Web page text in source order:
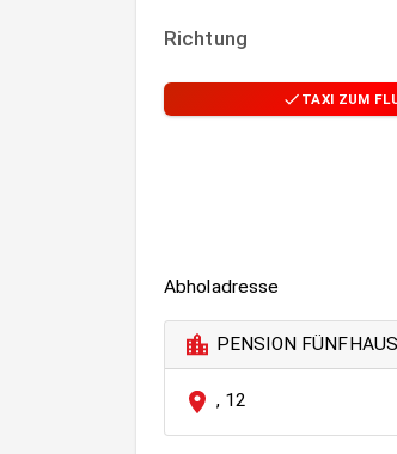
Richtung
TAXI ZUM
Abholadresse
PENSION FÜNFHAUS
, 12